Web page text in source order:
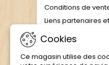
Conditions de
Liens partenaires
formulaire de
passion végétale
Cookies
Ce magasin utilise des